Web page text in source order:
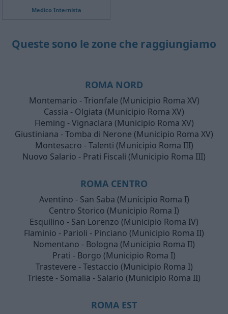
Medico Internista
Queste sono le zone che raggiungiamo
ROMA NORD
Montemario - Trionfale (Municipio Roma XV)
Cassia - Olgiata (Municipio Roma XV)
Fleming - Vignaclara (Municipio Roma XV)
Giustiniana - Tomba di Nerone (Municipio Roma XV)
Montesacro - Talenti (Municipio Roma III)
Nuovo Salario - Prati Fiscali (Municipio Roma III)
ROMA CENTRO
Aventino - San Saba (Municipio Roma I)
Centro Storico (Municipio Roma I)
Esquilino - San Lorenzo (Municipio Roma IV)
Flaminio - Parioli - Pinciano (Municipio Roma II)
Nomentano - Bologna (Municipio Roma II)
Prati - Borgo (Municipio Roma I)
Trastevere - Testaccio (Municipio Roma I)
Trieste - Somalia - Salario (Municipio Roma II)
ROMA EST